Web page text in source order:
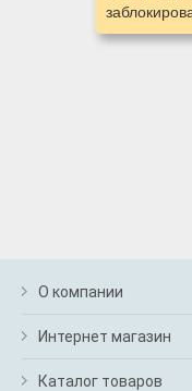
О компании
Интернет магазин
Каталог товаров